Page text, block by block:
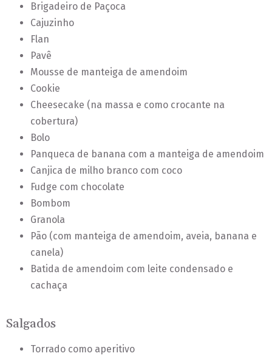
Brigadeiro de Paçoca
Cajuzinho
Flan
Pavê
Mousse de manteiga de amendoim
Cookie
Cheesecake (na massa e como crocante na
cobertura)
Bolo
Panqueca de banana com a manteiga de amendoim
Canjica de milho branco com coco
Fudge com chocolate
Bombom
Granola
Pão (com manteiga de amendoim, aveia, banana e
canela)
Batida de amendoim com leite condensado e
cachaça
Salgados
Torrado como aperitivo